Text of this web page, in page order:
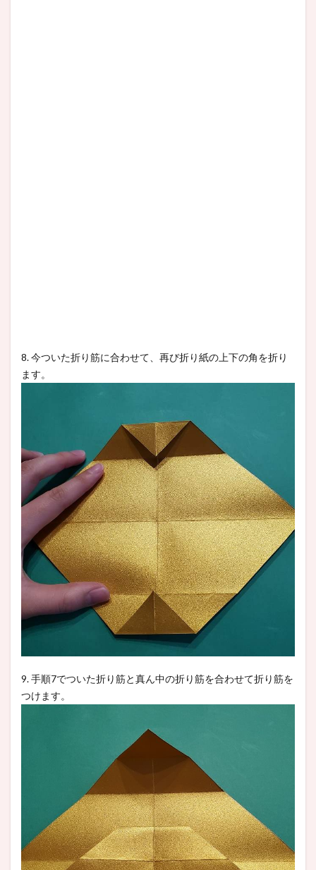
8. 今ついた折り筋に合わせて、再び折り紙の上下の角を折り
ます。
9. 手順7でついた折り筋と真ん中の折り筋を合わせて折り筋を
つけます。